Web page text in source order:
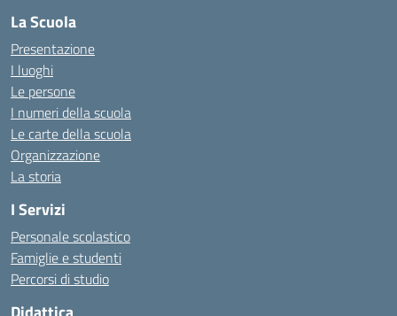
La Scuola
Presentazione
I luoghi
Le persone
I numeri della scuola
Le carte della scuola
Organizzazione
La storia
I Servizi
Personale scolastico
Famiglie e studenti
Percorsi di studio